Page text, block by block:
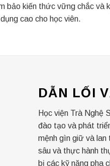
bảo kiến thức vững chắc và
cao cho học viên.
DẪN LỐI
Học viện Trà Nghệ
đào tạo và phát
mệnh gìn giữ và
sâu và thực hành
bị các kỹ năng pha